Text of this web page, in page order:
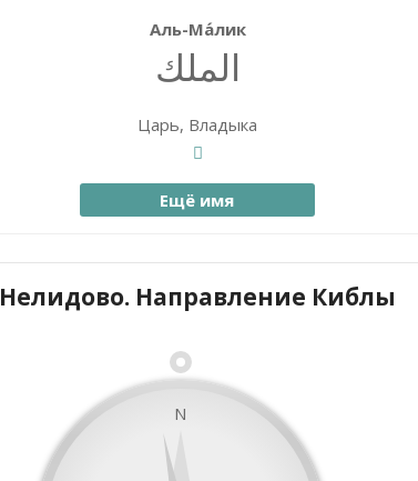
Аль-Ма́лик
الملك
Царь, Владыка
Ещё имя
Нелидово. Направление Киблы
N